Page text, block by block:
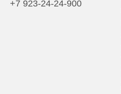
+7 923-24-24-900